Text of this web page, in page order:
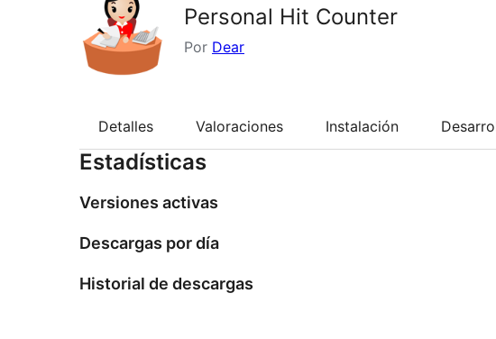
Personal Hit Counter
Por Dear
Detalles Valoraciones Instalación
Estadísticas
Versiones activas
Descargas por día
Historial de descargas